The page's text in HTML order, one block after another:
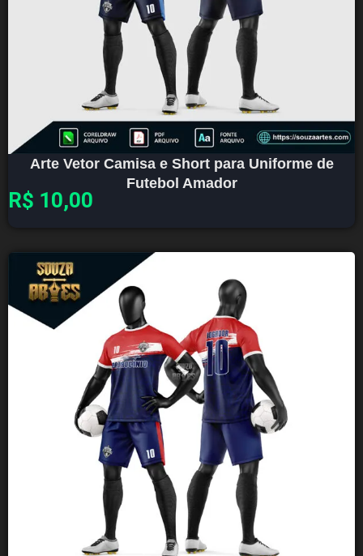
Arte Vetor Camisa e Short para Uniforme de
Futebol Amador
R$ 10,00